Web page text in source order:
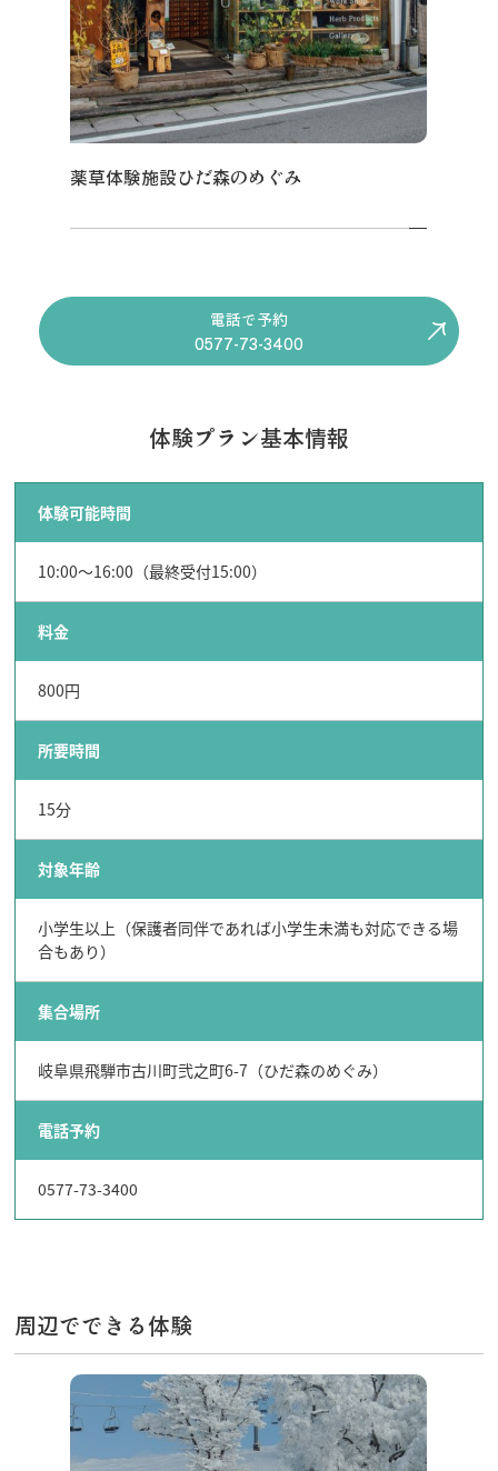
行きたいリスト
コラム
モデルコース
イベント
グルメ・おみやげ
宿泊予約
アクセス
飛騨市の６つの魅力
ひだじまん図鑑
交通機関・道路情報
よくある質問
お知らせ
協会について
パンフレット
写真ダウンロード
関連リンク
お問い合わせ
薬草体験施設ひだ森のめぐみ
電話で予約
0577-73-3400
体験プラン基本情報
体験可能時間
10:00～16:00（最終受付15:00）
料金
800円
所要時間
15分
対象年齢
小学生以上（保護者同伴であれば小学生未満も対応できる場
合もあり）
集合場所
岐阜県飛騨市古川町弐之町6-7（ひだ森のめぐみ）
電話予約
0577-73-3400
周辺でできる体験